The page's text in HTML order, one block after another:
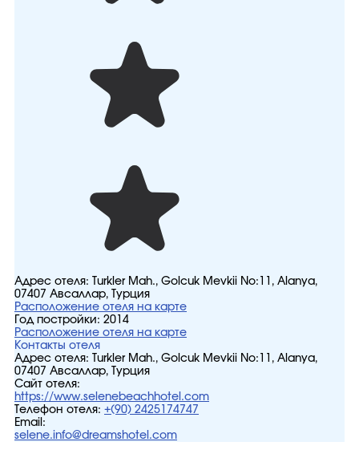
Адрес отеля:
Turkler Mah., Golcuk Mevkii No:11, Alanya,
07407 Авсаллар, Турция
Расположение отеля на карте
Год постройки: 2014
Расположение отеля на карте
Контакты отеля
Адрес отеля:
Turkler Mah., Golcuk Mevkii No:11, Alanya,
07407 Авсаллар, Турция
Сайт отеля:
https://www.selenebeachhotel.com
Телефон отеля: +(90) 2425174747
Email:
selene.info@dreamshotel.com